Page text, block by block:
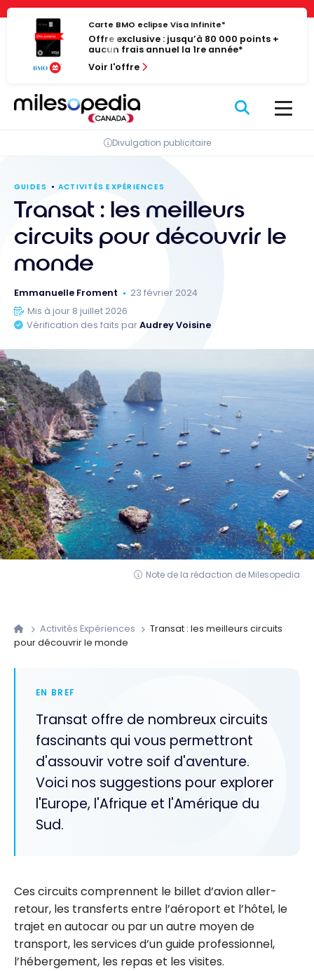
Panneau de gestion des cookies
Passer
contenu
Carte BMO eclipse Visa Infinite*
Offre exclusive : jusqu’à 80 000 points +
aucun frais annuel la 1re année*
Voir l'offre
Divulgation publicitaire
GUIDES ACTIVITÉS EXPÉRIENCES
Transat : les meilleurs
circuits pour découvrir le
monde
Emmanuelle Froment
23 février 2024
Mis à jour 8 juillet 2026
Vérification des faits parAudrey Voisine
Note de la rédaction de Milesopedia
Activités Expériences
Transat : les meilleurs circuits
pour découvrir le monde
EN BREF
Transat offre de nombreux circuits
fascinants qui vous permettront
d'assouvir votre soif d'aventure.
Voici nos suggestions pour explorer
l'Europe, l'Afrique et l'Amérique du
Sud.
Ces circuits comprennent le billet d’avion aller-
retour, les transferts entre l’aéroport et l’hôtel, le
trajet en autocar ou par un autre moyen de
transport, les services d’un guide professionnel,
l’hébergement, les repas et les visites.